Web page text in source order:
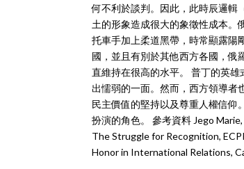
何不利於談判。因此，此時辰邏輯
土的形象造成很大的象徵性成本。
托車手加上柔道黑帶，時常顯露陽
國，並且有別於其他西方各國，俄
直維持在很高的水平。 普丁的英
出懦弱的一面。然而，西方領導者
民主價值的堅持以及尊重人權信仰
扮演的角色。 參考資料 Jego
The Struggle for Recognition,
Honor in International Relations,